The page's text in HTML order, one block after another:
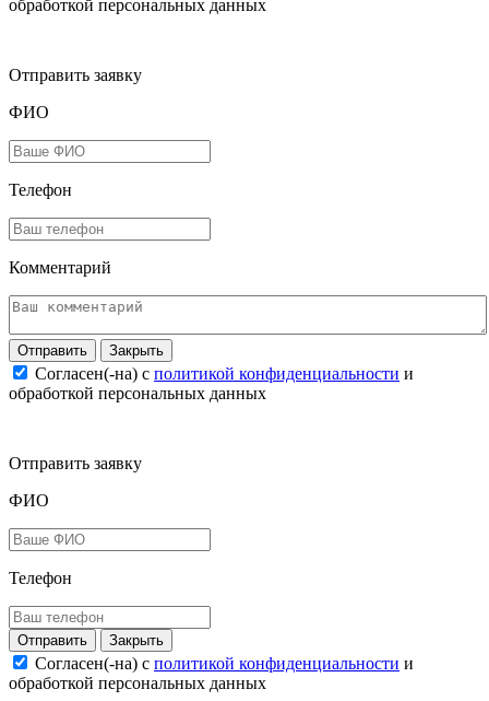
обработкой персональных данных
Отправить заявку
ФИО
Телефон
Комментарий
Закрыть
Согласен(-на) c политикой конфиденциальности и
обработкой персональных данных
Отправить заявку
ФИО
Телефон
Закрыть
Согласен(-на) c политикой конфиденциальности и
обработкой персональных данных